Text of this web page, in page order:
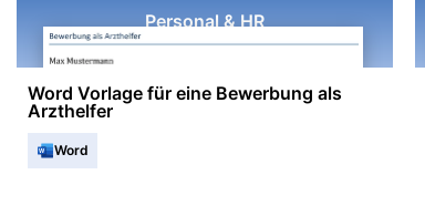
Personal & HR
Word Vorlage für eine Bewerbung als
Arzthelfer
Word